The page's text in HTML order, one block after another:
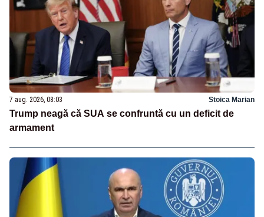
7 aug. 2026, 08:03 Stoica Marian
Trump neagă că SUA se confruntă cu un deficit de
armament